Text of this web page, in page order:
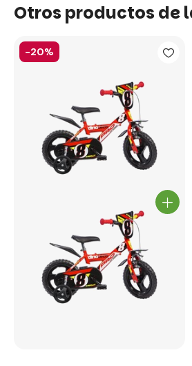
Otros productos de
-20%